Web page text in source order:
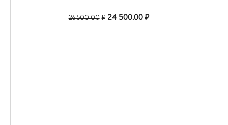
26 500.00 ₽ 24 500.00₽